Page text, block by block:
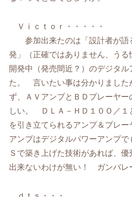
Ｖｉｃｔｏｒ・・・・・
参加出来たのは「設計者が語
発」（正確ではありません、う
開発中（発売間近？）のデジタル
た。 言いたい事は分かりました
ず、ＡＶアンプとＢＤプレーヤー
しい。 ＤＬＡ－ＨＤ１０Ｏ／１
を引き立てられるアンプ＆プレ
アンプはデジタルパワーアンプ
Ｓで築き上げた技術があれば、
出来ないわけが無い！ ガンバレ